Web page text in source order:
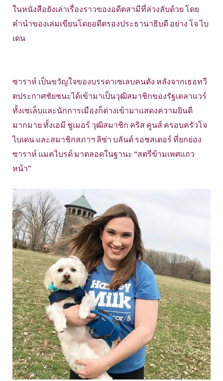
ในหนังสือยังเล่าเรื่องราวของอดีตสามีที่ล่วงลับด้วย โดย
คำนำของเล่มเขียนโดยอดีตรองประธานาธิบดี อย่าง โจ ไบ
เดน
ซาราห์ เป็นขวัญใจของบรรดาเซเลบคนดัง หลังจากเธอทวี
ตประกาศชัยชนะได้เข้ามาเป็นวุฒิสมาชิกของรัฐเดลาแวร์
ทั้งเซเล็บและนักการเมืองก็ต่างเข้ามาแสดงความยินดี
มากมาย ทั้งเอมี ชูเมอร์ วุฒิสมาชิก คริส คูนส์ ครอบครัวโจ
ไบเดน และสมาชิกสภาฯ ลิซ่า บลันต์ รอชสเตอร์ ที่ยกย่อง
ซาราห์ แมคไบรด์ มาตลอดในฐานะ “สตรีข้ามเพศแถว
หน้า”